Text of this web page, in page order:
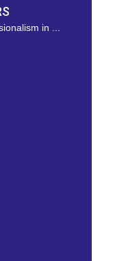
in ...